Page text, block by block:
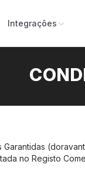
Integrações
no Registo